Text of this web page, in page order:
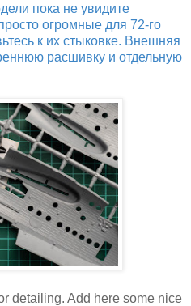
пока не увидите
огромные для 72-го
к их стыковке. Внешняя
расшивку и отдельную
detailing. Add here some nice